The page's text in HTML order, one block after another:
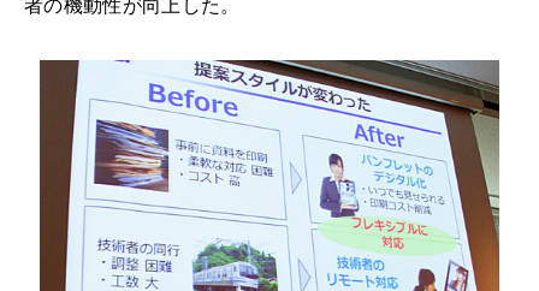
者の機動性が向上した。